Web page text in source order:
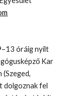
óráig nyílt
Kar
dolgoznak fel